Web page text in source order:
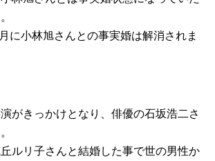
に小林旭さんとの事実婚は解消されま
がきっかけとなり、俳優の石坂浩二さ
ルリ子さんと結婚した事で世の男性か